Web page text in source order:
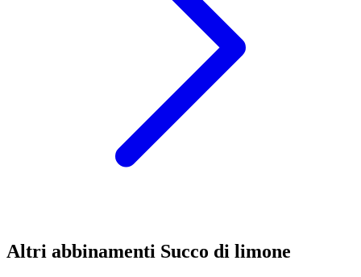
Altri abbinamenti Succo di limone